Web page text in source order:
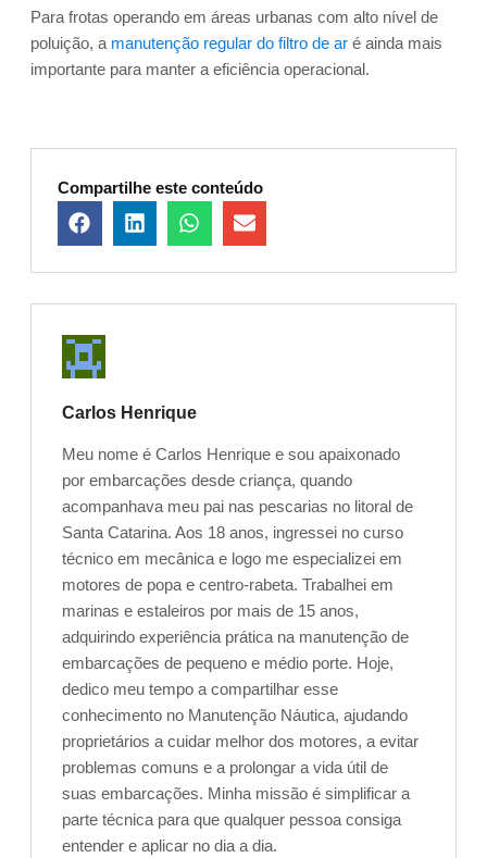
Para frotas operando em áreas urbanas com alto nível de
poluição, a manutenção regular do filtro de ar é ainda mais
importante para manter a eficiência operacional.
Compartilhe este conteúdo
Carlos Henrique
Meu nome é Carlos Henrique e sou apaixonado
por embarcações desde criança, quando
acompanhava meu pai nas pescarias no litoral de
Santa Catarina. Aos 18 anos, ingressei no curso
técnico em mecânica e logo me especializei em
motores de popa e centro-rabeta. Trabalhei em
marinas e estaleiros por mais de 15 anos,
adquirindo experiência prática na manutenção de
embarcações de pequeno e médio porte. Hoje,
dedico meu tempo a compartilhar esse
conhecimento no Manutenção Náutica, ajudando
proprietários a cuidar melhor dos motores, a evitar
problemas comuns e a prolongar a vida útil de
suas embarcações. Minha missão é simplificar a
parte técnica para que qualquer pessoa consiga
entender e aplicar no dia a dia.